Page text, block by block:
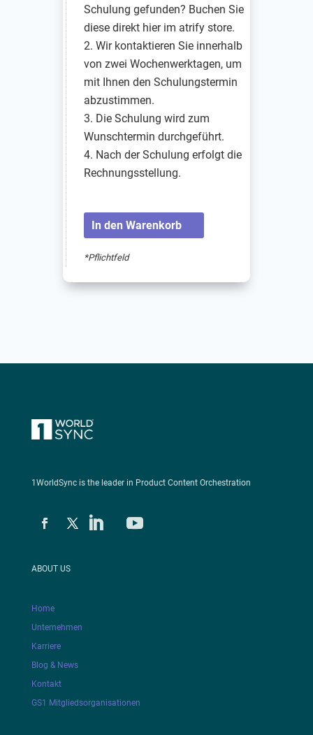
Schulung gefunden? Buchen Sie
diese direkt hier im atrify store.
Wir kontaktieren Sie innerhalb
von zwei Wochenwerktagen, um
mit Ihnen den Schulungstermin
abzustimmen.
Die Schulung wird zum
Wunschtermin durchgeführt.
Nach der Schulung erfolgt die
Rechnungsstellung.
In den Warenkorb
*Pflichtfeld
1WorldSync is the leader in Product Content Orchestration
ABOUT US
Home
Unternehmen
Karriere
Blog & News
Kontakt
GS1 Mitgliedsorganisationen